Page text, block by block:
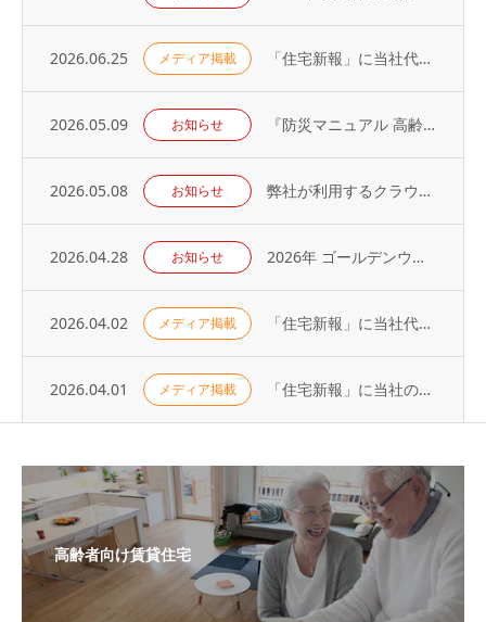
2026.06.25 メディア掲載 「住宅新報」に当社代表の取材記事が掲載されました（2026年6月23日号）
2026.05.09 お知らせ 『防災マニュアル 高齢入居者・外国人入居者対応編』当社代表が制作に協力
2026.05.08 お知らせ 弊社が利用するクラウドサービスへの不正アクセス発生に関するお知らせとお詫び
2026.04.28 お知らせ 2026年 ゴールデンウィーク休業のお知らせ
2026.04.02 メディア掲載 「住宅新報」に当社代表の取材記事が掲載されました（2026年3月31日号）
2026.04.01 メディア掲載 「住宅新報」に当社の取り組みが掲載されました（2026年3月24日号）
高齢者向け賃貸住宅